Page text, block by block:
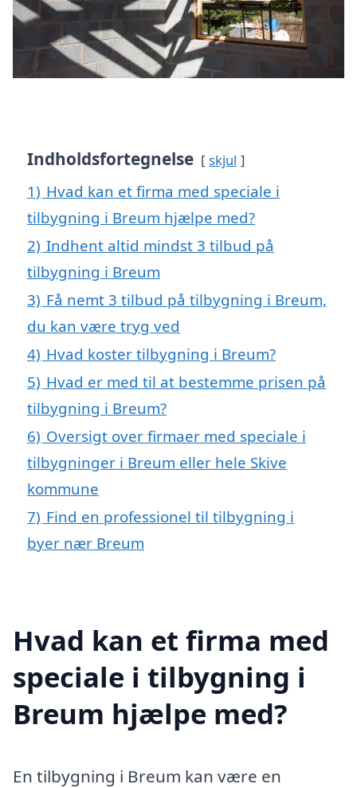
Indholdsfortegnelse skjul
1) Hvad kan et firma med speciale i
tilbygning i Breum hjælpe med?
2) Indhent altid mindst 3 tilbud på
tilbygning i Breum
3) Få nemt 3 tilbud på tilbygning i Breum,
du kan være tryg ved
4) Hvad koster tilbygning i Breum?
5) Hvad er med til at bestemme prisen på
tilbygning i Breum?
6) Oversigt over firmaer med speciale i
tilbygninger i Breum eller hele Skive
kommune
7) Find en professionel til tilbygning i
byer nær Breum
Hvad kan et firma med
speciale i tilbygning i
Breum hjælpe med?
En tilbygning i Breum kan være en